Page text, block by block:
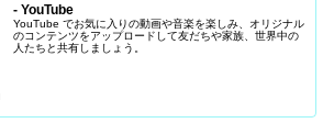
- YouTube
YouTube でお気に入りの動画や音楽を楽しみ、オリジナル
のコンテンツをアップロードして友だちや家族、世界中の
人たちと共有しましょう。